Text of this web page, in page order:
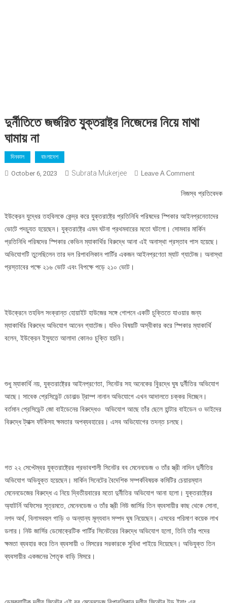
দুর্নীতিতে জর্জরিত যুক্তরাষ্ট্র নিজেদের নিয়ে মাথা
ঘামায় না
দিনকাল বাংলাদেশ
October 6, 2023 Subrata Mukerjee Leave A CommentOn
জর্জরিত
নিজেদের
নিয়ে
মাথা
ঘামায়
নিজস্ব প্রতিবেদক
ইউক্রেন যুদ্ধের তহবিলকে কেন্দ্র করে যুক্তরাষ্ট্রে প্রতিনিধি পরিষদের স্পিকার আইনপ্রনেতাদের
ভোটে পদচ্যুত হয়েছেন। যুক্তরাষ্ট্রে এমন ঘটনা প্রথমবারের মতো ঘটলো। সোমবার মার্কিন
প্রতিনিধি পরিষদের স্পিকার কেভিন ম্যাকার্থির বিরুদ্ধে আনা এই অনাস্থা প্রস্তাব পাস হয়েছে।
অভিযোগটি তুলেছিলেন তার দল রিপাবলিকান পার্টির একজন আইনপ্রণেতা ম্যাট গ্যাটেজ। অনাস্থা
প্রস্তাবের পক্ষে ২১৬ ভোট এবং বিপক্ষে পড়ে ২১০ ভোট।
ইউক্রেনে তহবিল সংক্রান্ত হোয়াইট হাউজের সঙ্গে গোপনে একটি চুক্তিতে যাওয়ার জন্য
ম্যাকার্থির বিরুদ্ধে অভিযোগ আনেন গ্যাটেজ। যদিও বিষয়টি অস্বীকার করে স্পিকার ম্যাকার্থি
বলেন, ইউক্রেন ইস্যুতে আলাদা কোনও চুক্তি হয়নি।
শুধু ম্যাকার্থি নয়, যুক্তরাষ্ট্রের আইনপ্রণেতা, সিনেটর সহ অনেকের বিুরদ্ধে ঘুষ দুর্নীতির অভিযোগ
আছে। সাবেক প্রেসিডেন্ট ডোনাল্ড ট্রাম্প নানান অভিযোগে এখন আদালতে চক্কর দিচ্ছেন।
বর্তমান প্রেসিডেন্ট জো বাইডেনের বিরুদ্ধেও অভিযোগ আছে তাঁর ছেলে হান্টার বাইডেন ও ভাইদের
বিরুদ্ধে ট্যাক্স ফাঁকিসহ ক্ষমতার অপব্যবহারের। এসব অভিযোগের তদন্ত চলছে।
গত ২২ সেপ্টেম্বর যুক্তরাষ্ট্রের প্রভাবশালী সিনেটর বব মেনেনডেজ ও তাঁর স্ত্রী নাদিন দুর্নীতির
অভিযোগ অভিযুক্ত হয়েছেন। মার্কিন সিনেটের বৈদেশিক সম্পর্কবিষয়ক কমিটির চেয়ারম্যান
মেনেনডেজের বিরুদ্ধে এ নিয়ে দ্বিতীয়বারের মতো দুর্নীতির অভিযোগ আনা হলো। যুক্তরাষ্ট্রের
অ্যাটর্নি অফিসের সূত্রমতে, মেনেনডেজ ও তাঁর স্ত্রী নিউ জার্সির তিন ব্যবসায়ীর কাছ থেকে সোনা,
নগদ অর্থ, বিলাসবহুল গাড়ি ও অন্যান্য মূল্যবান সম্পদ ঘুষ নিয়েছেন। এসবের পরিমাণ কয়েক লাখ
ডলার। নিউ জার্সির ডেমোক্রেটিক পার্টির সিনেটরের বিরুদ্ধে অভিযোগ হলো, তিনি তাঁর পদের
ক্ষমতা ব্যবহার করে তিন ব্যবসায়ী ও মিসরের সরকারকে সুবিধা পাইয়ে দিয়েছেন। অভিযুক্ত তিন
ব্যবসায়ীর একজনের পৈতৃক বাড়ি মিসরে।